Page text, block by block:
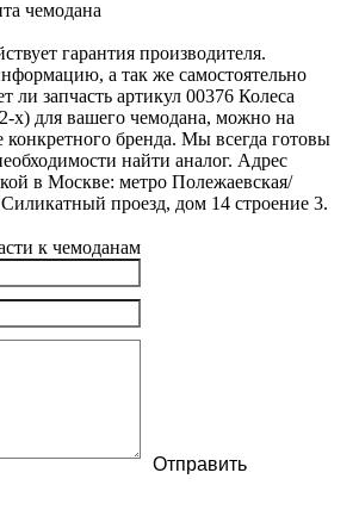
гарантия производителя.
а так же самостоятельно
ли запчасть артикул 00376 Колеса
х) для вашего чемодана, можно на
бренда. Мы всегда готовы
найти аналог. Адрес
в Москве: метро Полежаевская/
проезд, дом 14 строение 3.